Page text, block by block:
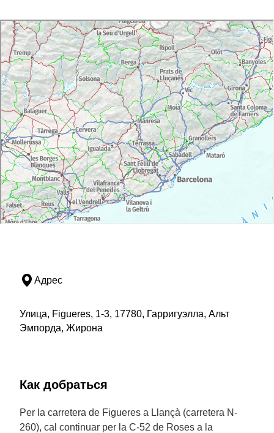
Адрес
Улица, Figueres, 1-3, 17780, Гарригуэлла, Альт
Эмпорда, Жирона
Как добраться
Per la carretera de Figueres a Llançà (carretera N-
260), cal continuar per la C-52 de Roses a la